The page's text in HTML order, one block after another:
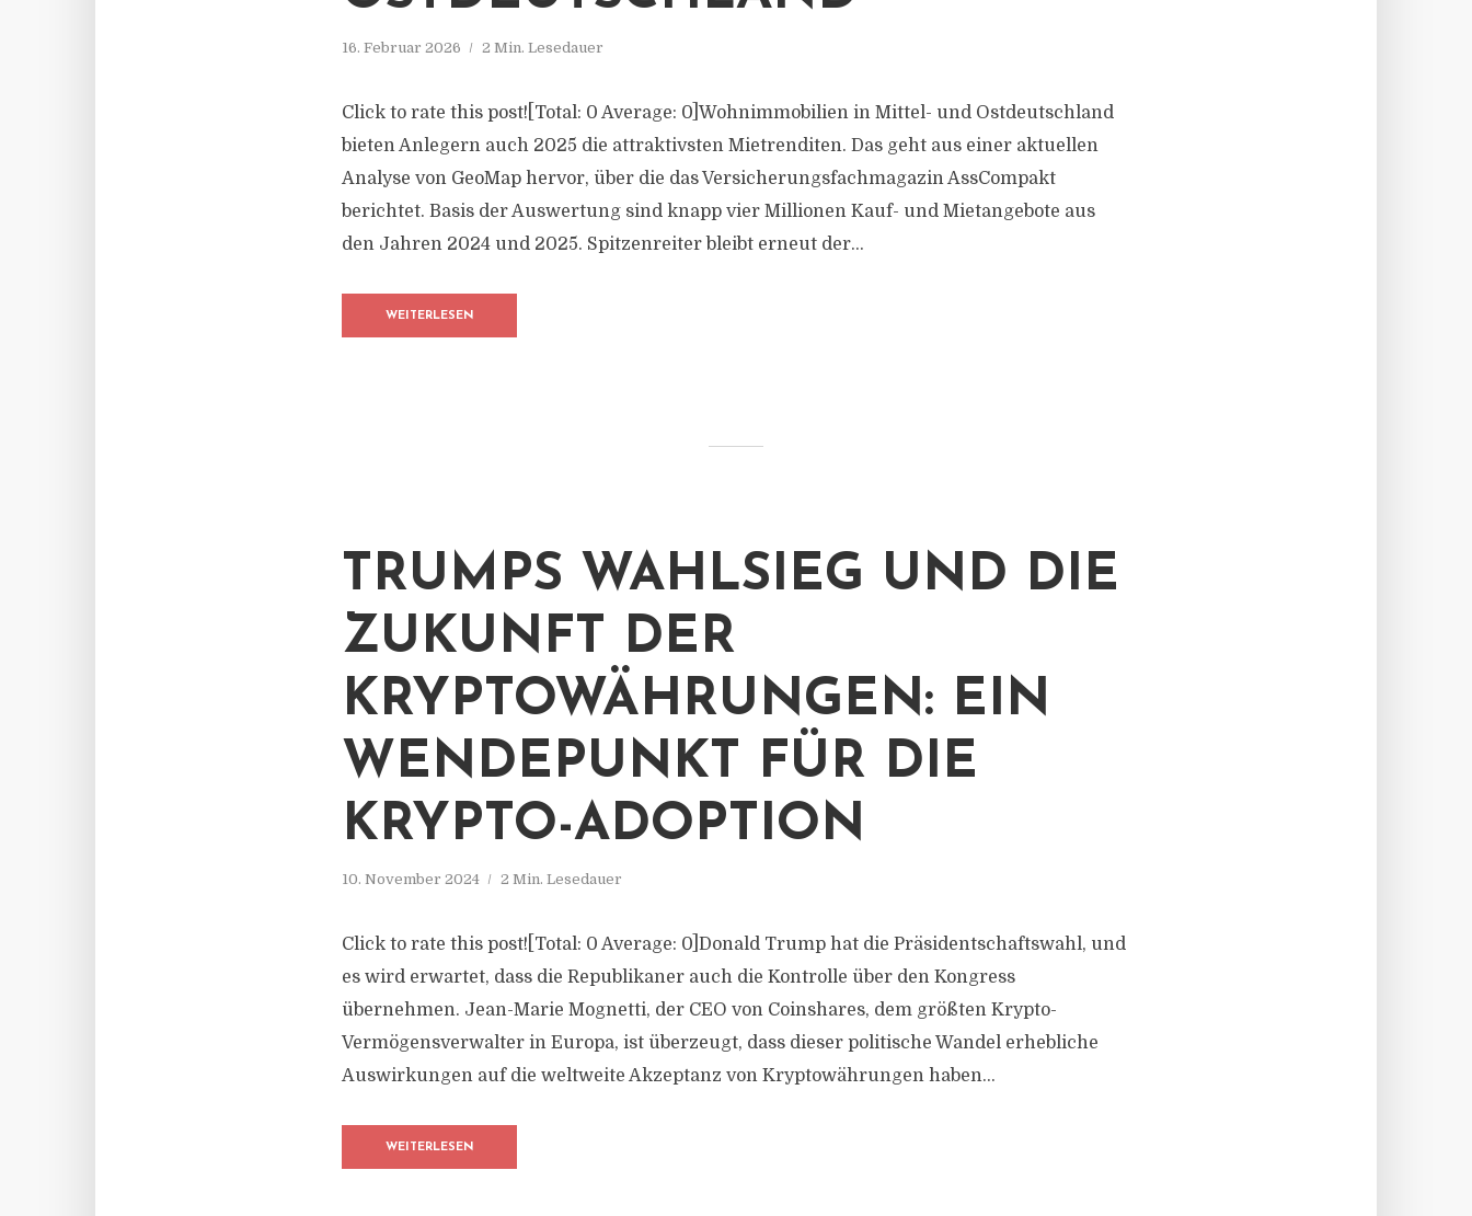
16. Februar 2026 2 Min. Lesedauer
Click to rate this post![Total: 0 Average: 0]Wohnimmobilien in Mittel- und Ostdeutschland
bieten Anlegern auch 2025 die attraktivsten Mietrenditen. Das geht aus einer aktuellen
Analyse von GeoMap hervor, über die das Versicherungsfachmagazin AssCompakt
berichtet. Basis der Auswertung sind knapp vier Millionen Kauf- und Mietangebote aus
den Jahren 2024 und 2025. Spitzenreiter bleibt erneut der...
WEITERLESEN
TRUMPS WAHLSIEG UND DIE
ZUKUNFT DER
KRYPTOWÄHRUNGEN: EIN
WENDEPUNKT FÜR DIE
KRYPTO-ADOPTION
10. November 2024 2 Min. Lesedauer
Click to rate this post![Total: 0 Average: 0]Donald Trump hat die Präsidentschaftswahl, und
es wird erwartet, dass die Republikaner auch die Kontrolle über den Kongress
übernehmen. Jean-Marie Mognetti, der CEO von Coinshares, dem größten Krypto-
Vermögensverwalter in Europa, ist überzeugt, dass dieser politische Wandel erhebliche
Auswirkungen auf die weltweite Akzeptanz von Kryptowährungen haben...
WEITERLESEN